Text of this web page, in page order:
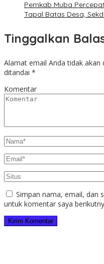
Pemkab Muba
Tapal Batas Desa,
Tinggalkan
Alamat email Anda tidak akan
ditandai *
Komentar
Simpan nama, email, dan
untuk komentar saya